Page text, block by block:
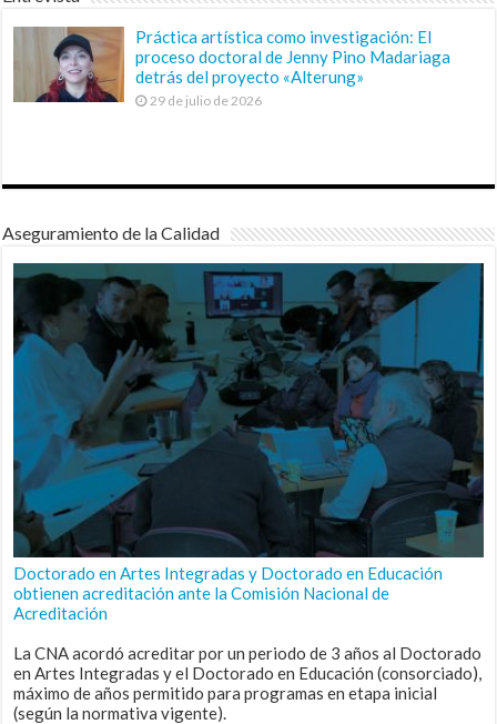
Práctica artística como investigación: El
proceso doctoral de Jenny Pino Madariaga
detrás del proyecto «Alterung»
29 de julio de 2026
Aseguramiento de la Calidad
Doctorado en Artes Integradas y Doctorado en Educación
obtienen acreditación ante la Comisión Nacional de
Acreditación
La CNA acordó acreditar por un periodo de 3 años al Doctorado
en Artes Integradas y el Doctorado en Educación (consorciado),
máximo de años permitido para programas en etapa inicial
(según la normativa vigente).